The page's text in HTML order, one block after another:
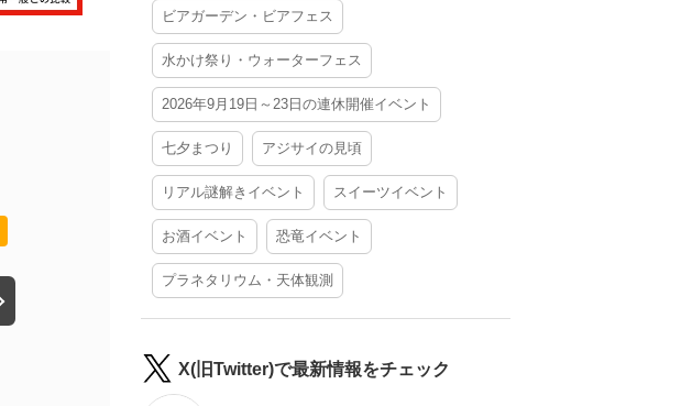
ビアガーデン・ビアフェス
水かけ祭り・ウォーターフェス
2026年9月19日～23日の連休開催イベント
七夕まつり アジサイの見頃
リアル謎解きイベント スイーツイベント
お酒イベント 恐竜イベント
プラネタリウム・天体観測
X(旧Twitter)で最新情報をチェック